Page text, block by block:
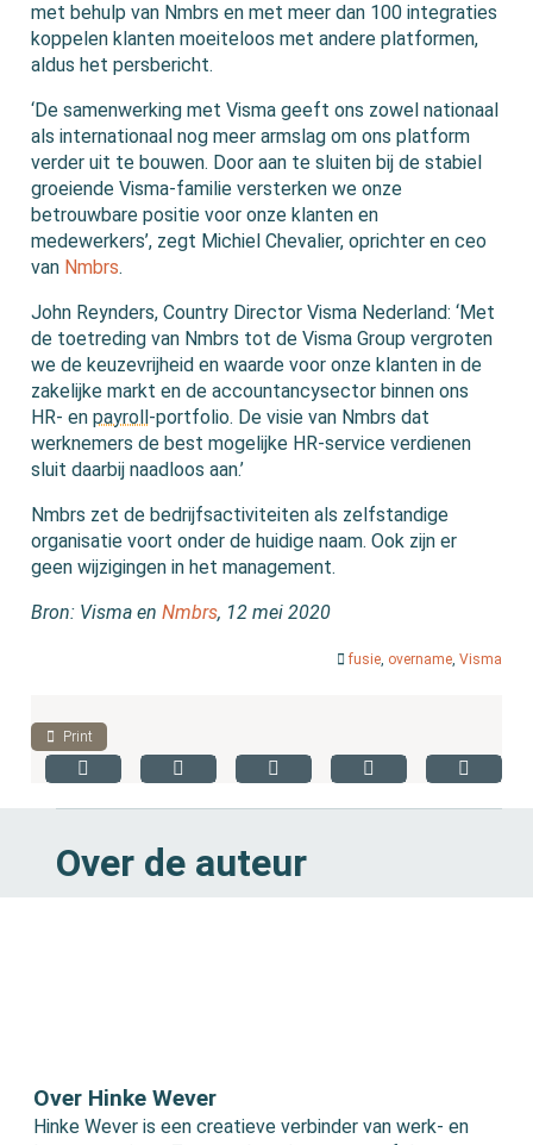
met behulp van Nmbrs en met meer dan 100 integraties
koppelen klanten moeiteloos met andere platformen,
aldus het persbericht.
‘De samenwerking met Visma geeft ons zowel nationaal
als internationaal nog meer armslag om ons platform
verder uit te bouwen. Door aan te sluiten bij de stabiel
groeiende Visma-familie versterken we onze
betrouwbare positie voor onze klanten en
medewerkers’, zegt Michiel Chevalier, oprichter en ceo
van Nmbrs.
John Reynders, Country Director Visma Nederland: ‘Met
de toetreding van Nmbrs tot de Visma Group vergroten
we de keuzevrijheid en waarde voor onze klanten in de
zakelijke markt en de accountancysector binnen ons
HR- enpayroll-portfolio. De visie van Nmbrs dat
werknemers de best mogelijke HR-service verdienen
sluit daarbij naadloos aan.’
Nmbrs zet de bedrijfsactiviteiten als zelfstandige
organisatie voort onder de huidige naam. Ook zijn er
geen wijzigingen in het management.
Bron: Visma enNmbrs, 12 mei 2020
fusie, overname, Visma
Print
Over de auteur
Over Hinke Wever
Hinke Wever is een creatieve verbinder van werk- en